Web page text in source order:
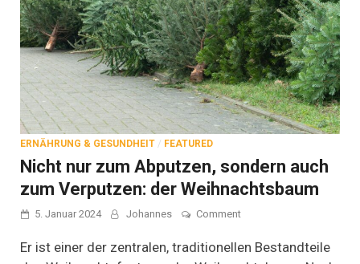
ERNÄHRUNG & GESUNDHEIT / FEATURED
Nicht nur zum Abputzen, sondern auch
zum Verputzen: der Weihnachtsbaum
5. Januar 2024 Johannes Commenton
zum
Er ist einer der zentralen, traditionellen Bestandteile